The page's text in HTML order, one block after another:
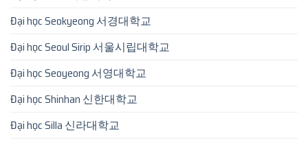
Đại học Seokyeong 서경대학교
Đại học Seoul Sirip 서울시립대학교
Đại học Seoyeong 서영대학교
Đại học Shinhan 신한대학교
Đại học Silla 신라대학교